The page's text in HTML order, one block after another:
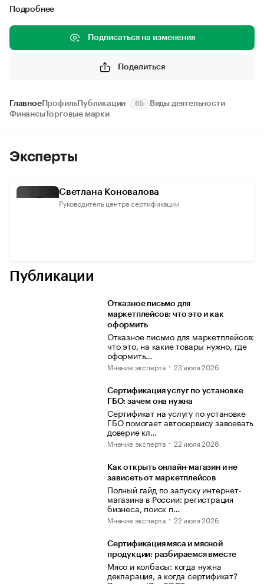
Подробнее
Подписаться на изменения
Поделиться
ГлавноеПрофиль Публикации 65
Виды деятельности
ФинансыТорговые марки
Эксперты
Светлана Коновалова
Руководитель центра сертификации
Публикации
Отказное письмо для
маркетплейсов: что это и как
оформить
Отказное письмо для маркетплейсов:
что это, на какие товары нужно, где
оформить…
Мнение эксперта 23 июля 2026
Сертификация услуг по установке
ГБО: зачем она нужна
Сертификат на услугу по установке
ГБО помогает автосервису завоевать
доверие кл…
Мнение эксперта 22 июля 2026
Как открыть онлайн-магазин и не
зависеть от маркетплейсов
Полный гайд по запуску интернет-
магазина в России: регистрация
бизнеса, поиск п…
Мнение эксперта 22 июля 2026
Сертификация мяса и мясной
продукции: разбираемся вместе
Мясо и колбасы: когда нужна
декларация, а когда сертификат?